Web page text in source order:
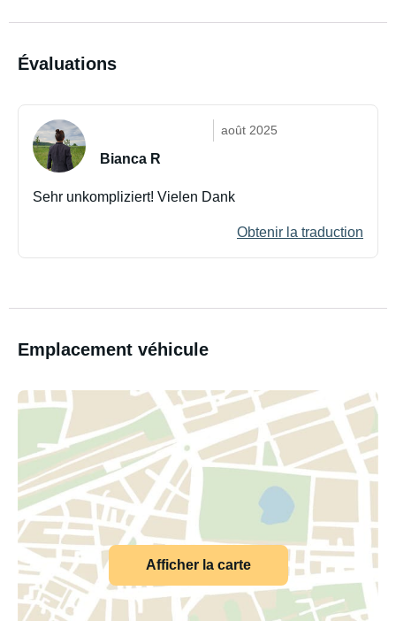
Évaluations
août 2025
Bianca R
Sehr unkompliziert! Vielen Dank
Obtenir la traduction
Emplacement véhicule
Afficher la carte